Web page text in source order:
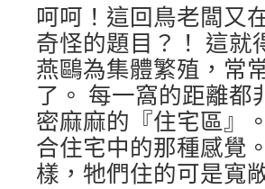
呵呵！這回鳥老闆又
奇怪的題目？！ 這就
燕鷗為集體繁殖，常
了。 每一窩的距離都
密麻麻的『住宅區』
合住宅中的那種感覺
樣，牠們住的可是寬